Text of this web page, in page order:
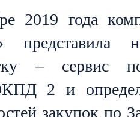
2019 года
представила
– сервис
2 и
закупок по